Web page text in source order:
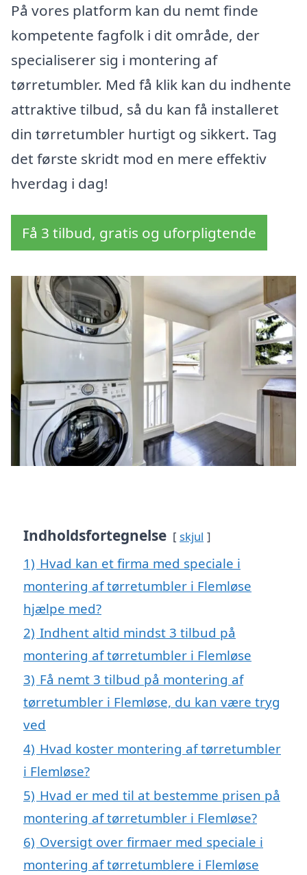
På vores platform kan du nemt finde
kompetente fagfolk i dit område, der
specialiserer sig i montering af
tørretumbler. Med få klik kan du indhente
attraktive tilbud, så du kan få installeret
din tørretumbler hurtigt og sikkert. Tag
det første skridt mod en mere effektiv
hverdag i dag!
Få 3 tilbud, gratis og uforpligtende
Indholdsfortegnelse skjul
1) Hvad kan et firma med speciale i
montering af tørretumbler i Flemløse
hjælpe med?
2) Indhent altid mindst 3 tilbud på
montering af tørretumbler i Flemløse
3) Få nemt 3 tilbud på montering af
tørretumbler i Flemløse, du kan være tryg
ved
4) Hvad koster montering af tørretumbler
i Flemløse?
5) Hvad er med til at bestemme prisen på
montering af tørretumbler i Flemløse?
6) Oversigt over firmaer med speciale i
montering af tørretumblere i Flemløse